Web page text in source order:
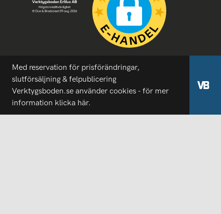
Med reservation för prisförändringar,
slutförsäljning & felpublicering
Verktygsboden.se använder cookies - för mer
information klicka här.